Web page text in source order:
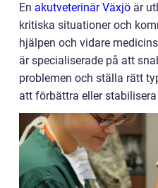
En akutveterinär Växjö är
kritiska situationer och
hjälpen och vidare
är specialiserade på att
problemen och ställa rätt
att förbättra eller